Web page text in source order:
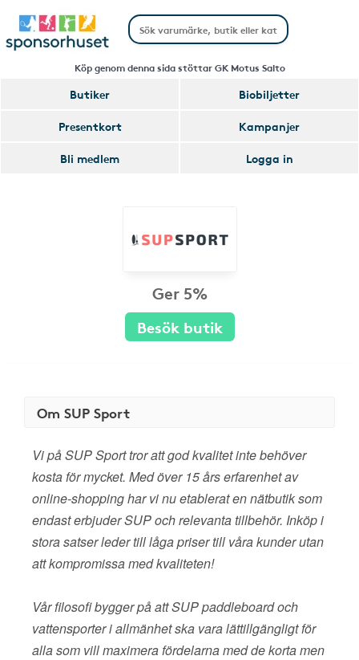
Köp genom denna sida stöttar GK Motus Salto
Butiker
Biobiljetter
Presentkort
Kampanjer
Bli medlem
Logga in
Ger 5%
Besök butik
Om SUP Sport
Vi på SUP Sport tror att god kvalitet inte behöver
kosta för mycket. Med över 15 års erfarenhet av
online-shopping har vi nu etablerat en nätbutik som
endast erbjuder SUP och relevanta tillbehör. Inköp i
stora satser leder till låga priser till våra kunder utan
att kompromissa med kvaliteten!
Vår filosofi bygger på att SUP paddleboard och
vattensporter i allmänhet ska vara lättillgängligt för
alla som vill maximera fördelarna med de korta men